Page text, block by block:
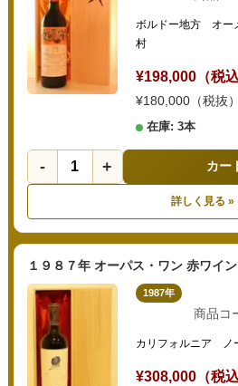
ボルドー地方 オー
村
¥198,000（税込
¥180,000（税抜）
在庫: 3本
- + カー
詳しく見る »
１９８７年 オーパス・ワン 赤ワイン
1987年
商品コ
カリフォルニア ノ
¥308,000（税込